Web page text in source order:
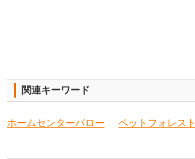
関連キーワード
ホームセンターバロー ペットフォレスト